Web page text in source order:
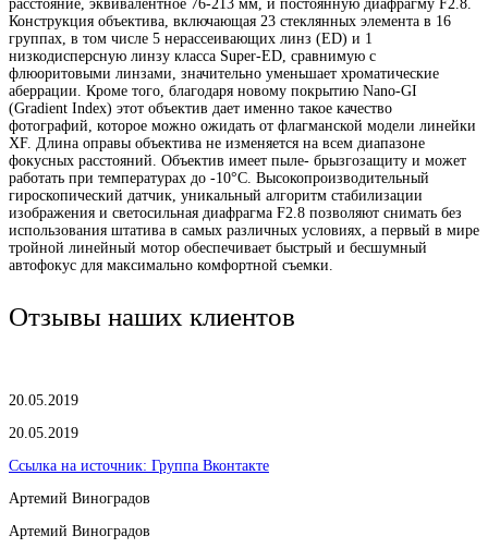
расстояние, эквивалентное 76-213 мм, и постоянную диафрагму F2.8.
Конструкция объектива, включающая 23 стеклянных элемента в 16
группах, в том числе 5 нерассеивающих линз (ED) и 1
низкодисперсную линзу класса Super-ED, сравнимую с
флюоритовыми линзами, значительно уменьшает хроматические
аберрации. Кроме того, благодаря новому покрытию Nano-GI
(Gradient Index) этот объектив дает именно такое качество
фотографий, которое можно ожидать от флагманской модели линейки
XF. Длина оправы объектива не изменяется на всем диапазоне
фокусных расстояний. Объектив имеет пыле- брызгозащиту и может
работать при температурах до -10°C. Высокопроизводительный
гироскопический датчик, уникальный алгоритм стабилизации
изображения и светосильная диафрагма F2.8 позволяют снимать без
использования штатива в самых различных условиях, а первый в мире
тройной линейный мотор обеспечивает быстрый и бесшумный
автофокус для максимально комфортной съемки.
Отзывы наших клиентов
20.05.2019
20.05.2019
Ссылка на источник: Группа Вконтакте
Артемий Виноградов
Артемий Виноградов